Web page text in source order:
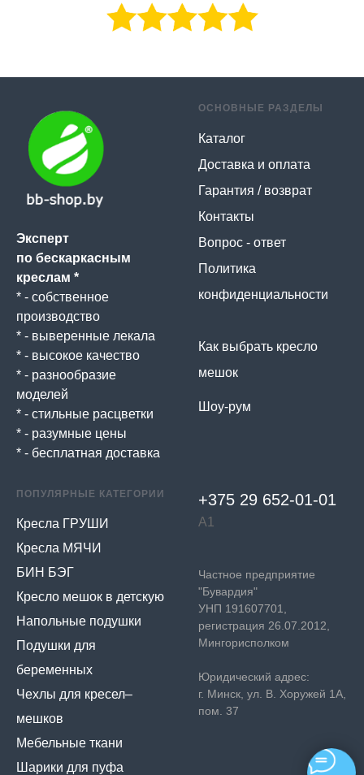
Эксперт
по бескаркасным
креслам *
* - собственное
производство
* - выверенные лекала
* - высокое качество
* - разнообразие
моделей
* - стильные расцветки
* - разумные цены
* - бесплатная доставка
ОСНОВНЫЕ РАЗДЕЛЫ
Каталог
Доставка и оплата
Гарантия / возврат
Контакты
Вопрос - ответ
Политика
конфиденциальности
Как выбрать кресло
мешок
Шоу-рум
ПОПУЛЯРНЫЕ КАТЕГОРИИ
Кресла ГРУШИ
Кресла МЯЧИ
БИН БЭГ
Кресло мешок в детскую
Напольные подушки
Подушки для
беременных
Чехлы для кресел–
мешков
Мебельные ткани
Шарики для пуфа
+375 29 652-01-01
А1
Частное предприятие
"Бувардия"
УНП 191607701,
регистрация 26.07.2012,
Мингорисполком
Юридический адрес:
г. Минск, ул. В. Хоружей 1А,
пом. 37